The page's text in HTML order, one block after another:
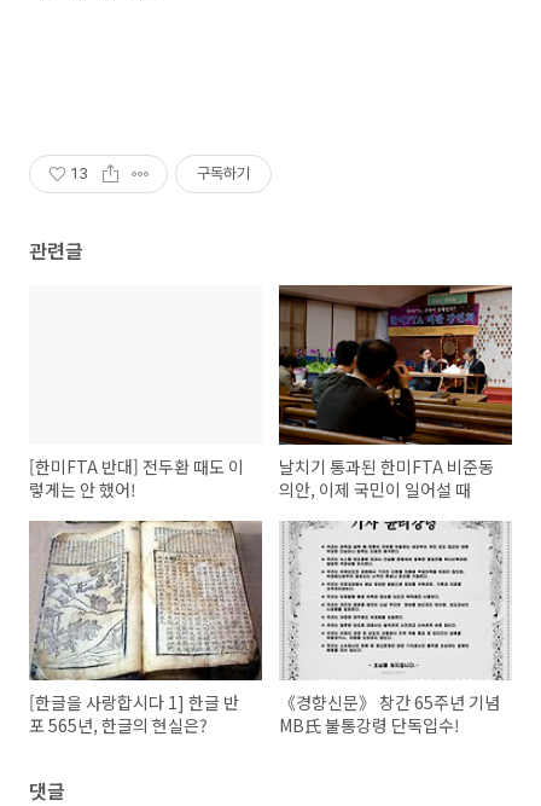
13 구독하기
관련글
[한미FTA 반대] 전두환 때도 이
렇게는 안 했어!
날치기 통과된 한미FTA 비준동
의안, 이제 국민이 일어설 때
[한글을 사랑합시다 1] 한글 반
포 565년, 한글의 현실은?
《경향신문》 창간 65주년 기념
MB氏 불통강령 단독입수!
댓글